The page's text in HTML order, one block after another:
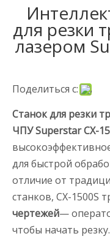
для резки
лазером
Поделиться с:
Станок для резки
ЧПУ Superstar CX-
для быстрой
отличие от
станков, CX-1500S
чертежей—
чтобы начать